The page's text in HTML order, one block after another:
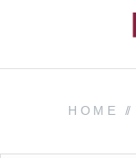
HOME //